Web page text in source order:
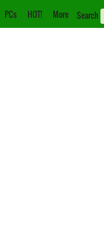
PCs HOT! More Search